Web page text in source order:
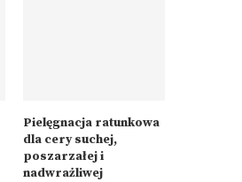
Pielęgnacja ratunkowa
dla cery suchej,
poszarzałej i
nadwrażliwej